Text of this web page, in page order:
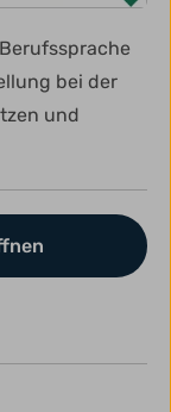
bei der
und